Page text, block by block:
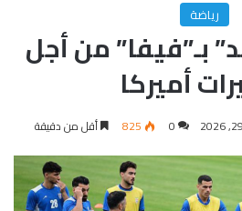
رياضة
بـ”فيفا” من أجل
أميركا
0
825 أقل من دقيقة